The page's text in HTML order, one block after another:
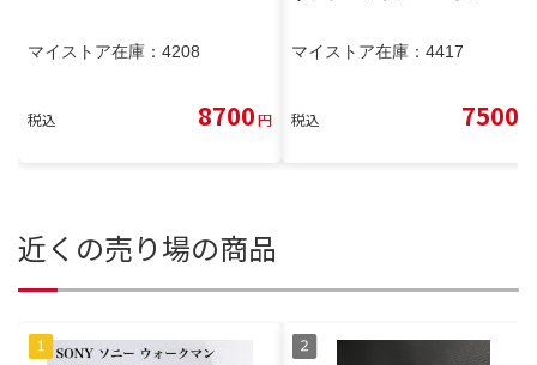
マイストア在庫： 4208
税込 8700円
マイストア在庫： 4417
税込 7500
近くの売り場の商品